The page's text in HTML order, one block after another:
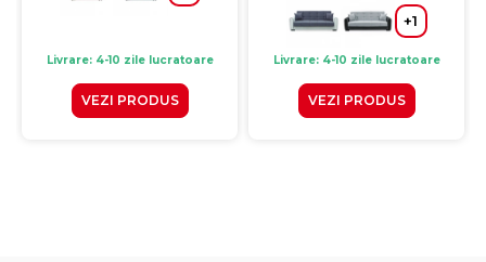
Livrare: 4-10 zile lucratoare
VEZI PRODUS
+1
Livrare: 4-10 zile lucratoare
VEZI PRODUS